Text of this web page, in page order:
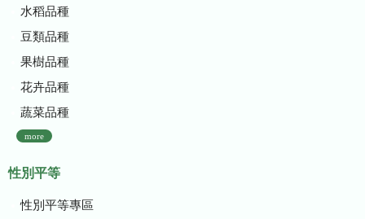
水稻品種
豆類品種
果樹品種
花卉品種
蔬菜品種
more
性別平等
性別平等專區